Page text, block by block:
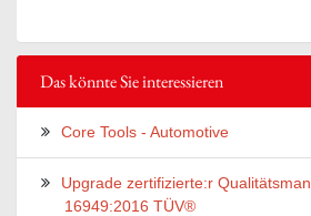
Das könnte Sie interessieren
Core Tools - Automotive
Upgrade zertifizierte:r
16949:2016 TÜV®